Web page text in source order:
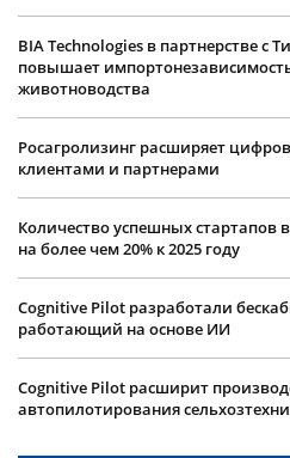
BIA Technologies в партнерстве с
повышает
животноводства
Росагролизинг расширяет
клиентами и партнерами
Количество успешных стартапов
на более чем 20% к 2025 году
Cognitive Pilot разработали
работающий на основе ИИ
Cognitive Pilot расширит
автопилотирования